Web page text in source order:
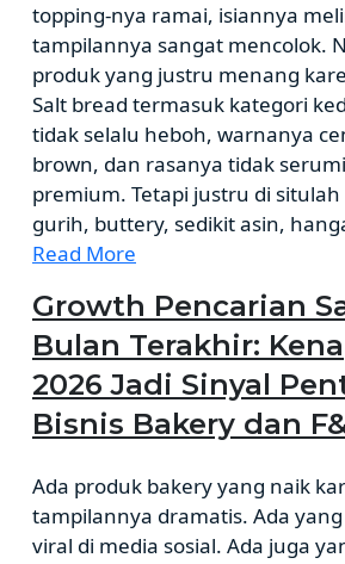
topping-nya ramai, isiannya
tampilannya sangat mencolok.
produk yang justru menang
Salt bread termasuk kategori
tidak selalu heboh, warnanya
brown, dan rasanya tidak
premium. Tetapi justru di
gurih, buttery, sedikit asin,
Read More
Growth Pencarian
Bulan Terakhir:
2026 Jadi Sinyal
Bisnis Bakery dan
Ada produk bakery yang naik
tampilannya dramatis. Ada
viral di media sosial. Ada juga